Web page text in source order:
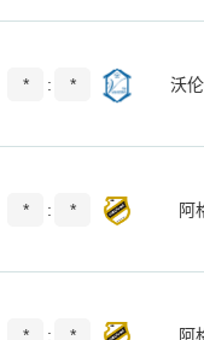
* : * 沃
* : * 阿
* : * 阿